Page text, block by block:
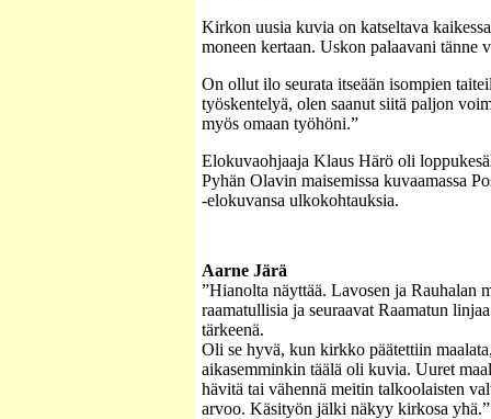
Kirkon uusia kuvia on katseltava
moneen kertaan. Uskon palaavani tänne
On ollut ilo seurata itseään isompien
työskentelyä, olen saanut siitä paljon
myös omaan työhöni.”
Elokuvaohjaaja Klaus Härö oli
Pyhän Olavin maisemissa kuvaamassa
-elokuvansa ulkokohtauksia.
Aarne Järä
”Hianolta näyttää. Lavosen ja Rauhalan
raamatullisia ja seuraavat Raamatun
tärkeenä.
Oli se hyvä, kun kirkko päätettiin
aikasemminkin täälä oli kuvia. Uuret
hävitä tai vähennä meitin talkoolaisten
arvoo. Käsityön jälki näkyy kirkosa yhä.”